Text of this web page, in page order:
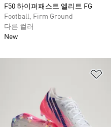
F50 하이퍼패스트 엘리트 FG
Football, Firm Ground
다른 컬러
New